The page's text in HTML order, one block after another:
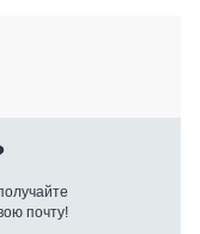
почту!